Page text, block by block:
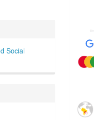
Social